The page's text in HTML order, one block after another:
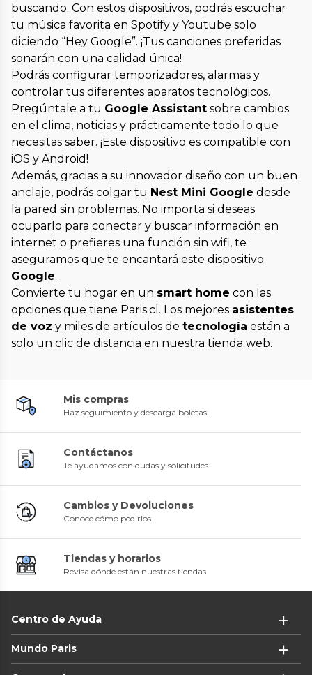
buscando. Con estos dispositivos, podrás escuchar
tu música favorita en Spotify y Youtube solo
diciendo “Hey Google”. ¡Tus canciones preferidas
sonarán con una calidad única!
Podrás configurar temporizadores, alarmas y
controlar tus diferentes aparatos tecnológicos.
Pregúntale a tu Google Assistant sobre cambios
en el clima, noticias y prácticamente todo lo que
necesitas saber. ¡Este dispositivo es compatible con
iOS y Android!
Además, gracias a su innovador diseño con un buen
anclaje, podrás colgar tu Nest Mini Google desde
la pared sin problemas. No importa si deseas
ocuparlo para conectar y buscar información en
internet o prefieres una función sin wifi, te
aseguramos que te encantará este dispositivo
Google.
Convierte tu hogar en un smart home con las
opciones que tiene Paris.cl. Los mejores asistentes
de voz y miles de artículos de tecnología están a
solo un clic de distancia en nuestra tienda web.
Mis compras
Haz seguimiento y descarga boletas
Contáctanos
Te ayudamos con dudas y solicitudes
Cambios y Devoluciones
Conoce cómo pedirlos
Tiendas y horarios
Revisa dónde están nuestras tiendas
Centro de Ayuda
Mundo Paris